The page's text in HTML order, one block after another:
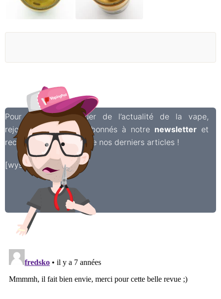
Pour ne rien manquer de l’actualité de la vape,
rejoignez les 6 500 abonnés à notre newsletter et
recevez chaque semaine nos derniers articles !
[wysija_form id=”2″]